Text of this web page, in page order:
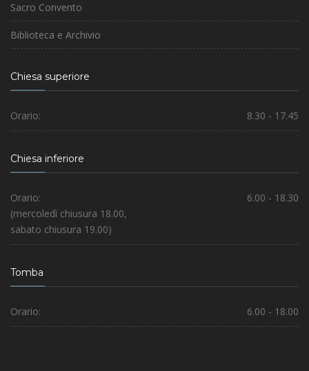
Sacro Convento
Biblioteca e Archivio
Chiesa superiore
Orario: 8.30 - 17.45
Chiesa inferiore
Orario:
6.00 - 18.30
(mercoledì chiusura 18.00,
sabato chiusura 19.00)
Tomba
Orario: 6.00 - 18.00